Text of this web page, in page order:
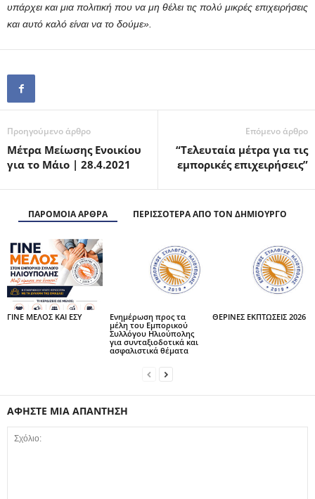
υπάρχει και μια πολιτική που να μη θέλει τις πολύ μικρές επιχειρήσεις
και αυτό καλό είναι να το δούμε».
Προηγούμενο άρθρο
Μέτρα Μείωσης Ενοικίου
για το Μάιο | 28.4.2021
Επόμενο άρθρο
“Τελευταία μέτρα για τις
εμπορικές επιχειρήσεις”
ΠΑΡΟΜΟΙΑ ΑΡΘΡΑ ΠΕΡΙΣΣΟΤΕΡΑ ΑΠΟ ΤΟΝ ΔΗΜΙΟΥΡΓΟ
ΓΙΝΕ ΜΕΛΟΣ ΚΑΙ ΕΣΥ
Ενημέρωση προς τα
μέλη του Εμπορικού
Συλλόγου Ηλιούπολης
για συνταξιοδοτικά και
ασφαλιστικά θέματα
ΘΕΡΙΝΕΣ ΕΚΠΤΩΣΕΙΣ 2026
ΑΦΗΣΤΕ ΜΙΑ ΑΠΑΝΤΗΣΗ